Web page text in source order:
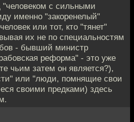
с сильными
именно "закоренелый"
или тот, кто "тянет"
их не по специальностям
- бывший министр
реформа" - это уже
чьим затем он является?),
или "люди, помнящие свои
своими предками) здесь